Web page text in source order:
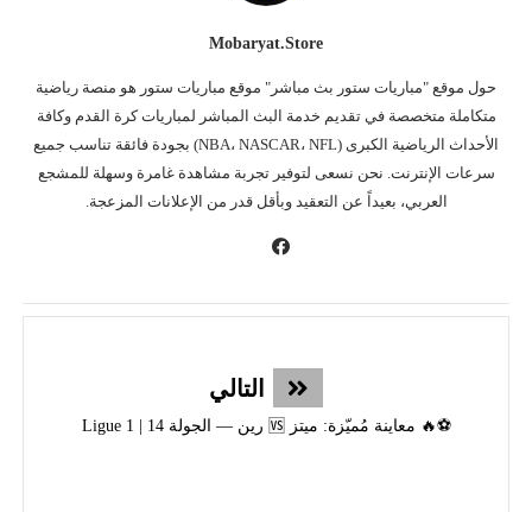
Mobaryat.store
حول موقع "مباريات ستور بث مباشر" موقع مباريات ستور هو منصة رياضية
متكاملة متخصصة في تقديم خدمة البث المباشر لمباريات كرة القدم وكافة
الأحداث الرياضية الكبرى (NBA، NASCAR، NFL) بجودة فائقة تناسب جميع
سرعات الإنترنت. نحن نسعى لتوفير تجربة مشاهدة غامرة وسهلة للمشجع
العربي، بعيداً عن التعقيد وبأقل قدر من الإعلانات المزعجة.
التالي
⚽🔥 معاينة مُميّزة: ميتز 🆚 رين — الجولة 14 | Ligue 1